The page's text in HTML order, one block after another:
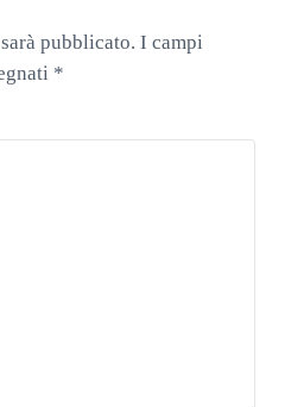
pubblicato. I campi
*